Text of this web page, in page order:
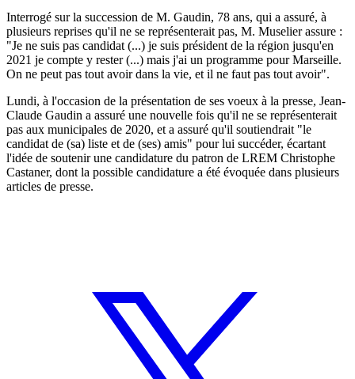
Interrogé sur la succession de M. Gaudin, 78 ans, qui a assuré, à
plusieurs reprises qu'il ne se représenterait pas, M. Muselier assure :
"Je ne suis pas candidat (...) je suis président de la région jusqu'en
2021 je compte y rester (...) mais j'ai un programme pour Marseille.
On ne peut pas tout avoir dans la vie, et il ne faut pas tout avoir".
Lundi, à l'occasion de la présentation de ses voeux à la presse, Jean-
Claude Gaudin a assuré une nouvelle fois qu'il ne se représenterait
pas aux municipales de 2020, et a assuré qu'il soutiendrait "le
candidat de (sa) liste et de (ses) amis" pour lui succéder, écartant
l'idée de soutenir une candidature du patron de LREM Christophe
Castaner, dont la possible candidature a été évoquée dans plusieurs
articles de presse.